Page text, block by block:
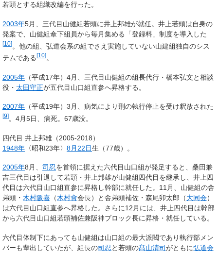
若頭とする組織改編を行った。
2003年5月、三代目山健組若頭に井上邦雄が就任。井上若頭は自身の
発案で、山健組傘下組員から毎月集める「登録料」制度を導入した
[10]。他の組、弘道会系の組でさえ実施していない山建組独自のシス
テムである [10] 。
2005年 （平成17年）4月、三代目山健組の組長代行・橋本弘文と相談
役・ 太田守正が五代目山口組直参へ昇格する。
2007年 （平成19年）3月、病気により刑の執行停止を受け釈放された
[9] 。4月5日、病死。67歳没。
四代目 井上邦雄（2005-2018）
1948年 〈昭和23年〉 8月22日生（77歳） 。
2005年8月、 司忍を首領に据えた六代目山口組が発足すると、桑田兼
吉三代目は引退して若頭・井上邦雄が山健組四代目を継承し、井上四
代目は六代目山口組直参に昇格し幹部に就任した。11月、山健組の舎
弟頭・ 木村阪喜 （木村會会長）と舎弟頭補佐・森尾卯太郎（大同会）
は六代目山口組直参へ昇格した。さらに12月には、井上四代目は幹部
から六代目山口組若頭補佐兼阪神ブロック長に昇格・就任している。
六代目体制下にあっても山健組は山口組の最大派閥であり執行部メン
バーも輩出していたが、組長の司忍と若頭の髙山清司がともに弘道会